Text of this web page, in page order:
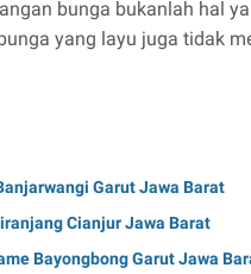
bunga bukanlah hal
yang layu juga tidak
Garut Jawa Barat
Cianjur Jawa Barat
Bayongbong Garut Jawa